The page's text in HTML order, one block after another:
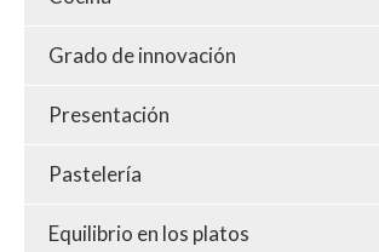
Grado de innovación
Presentación
Pastelería
Equilibrio en los platos